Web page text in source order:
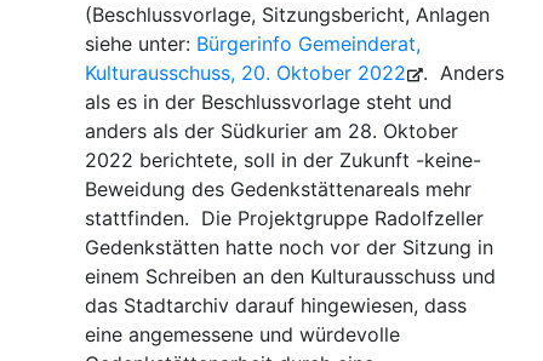
(Beschlussvorlage, Sitzungsbericht, Anlagen
siehe unter: Bürgerinfo Gemeinderat,
Kulturausschuss, 20. Oktober 2022
. Anders
als es in der Beschlussvorlage steht und
anders als der Südkurier am 28. Oktober
2022 berichtete, soll in der Zukunft -keine-
Beweidung des Gedenkstättenareals mehr
stattfinden. Die Projektgruppe Radolfzeller
Gedenkstätten hatte noch vor der Sitzung in
einem Schreiben an den Kulturausschuss und
das Stadtarchiv darauf hingewiesen, dass
eine angemessene und würdevolle